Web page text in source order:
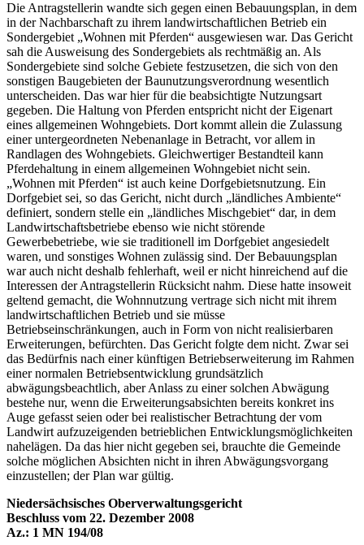
Die Antragstellerin wandte sich gegen einen Bebauungsplan, in dem
in der Nachbarschaft zu ihrem landwirtschaftlichen Betrieb ein
Sondergebiet „Wohnen mit Pferden“ ausgewiesen war. Das Gericht
sah die Ausweisung des Sondergebiets als rechtmäßig an. Als
Sondergebiete sind solche Gebiete festzusetzen, die sich von den
sonstigen Baugebieten der Baunutzungsverordnung wesentlich
unterscheiden. Das war hier für die beabsichtigte Nutzungsart
gegeben. Die Haltung von Pferden entspricht nicht der Eigenart
eines allgemeinen Wohngebiets. Dort kommt allein die Zulassung
einer untergeordneten Nebenanlage in Betracht, vor allem in
Randlagen des Wohngebiets. Gleichwertiger Bestandteil kann
Pferdehaltung in einem allgemeinen Wohngebiet nicht sein.
„Wohnen mit Pferden“ ist auch keine Dorfgebietsnutzung. Ein
Dorfgebiet sei, so das Gericht, nicht durch „ländliches Ambiente“
definiert, sondern stelle ein „ländliches Mischgebiet“ dar, in dem
Landwirtschaftsbetriebe ebenso wie nicht störende
Gewerbebetriebe, wie sie traditionell im Dorfgebiet angesiedelt
waren, und sonstiges Wohnen zulässig sind. Der Bebauungsplan
war auch nicht deshalb fehlerhaft, weil er nicht hinreichend auf die
Interessen der Antragstellerin Rücksicht nahm. Diese hatte insoweit
geltend gemacht, die Wohnnutzung vertrage sich nicht mit ihrem
landwirtschaftlichen Betrieb und sie müsse
Betriebseinschränkungen, auch in Form von nicht realisierbaren
Erweiterungen, befürchten. Das Gericht folgte dem nicht. Zwar sei
das Bedürfnis nach einer künftigen Betriebserweiterung im Rahmen
einer normalen Betriebsentwicklung grundsätzlich
abwägungsbeachtlich, aber Anlass zu einer solchen Abwägung
bestehe nur, wenn die Erweiterungsabsichten bereits konkret ins
Auge gefasst seien oder bei realistischer Betrachtung der vom
Landwirt aufzuzeigenden betrieblichen Entwicklungsmöglichkeiten
nahelägen. Da das hier nicht gegeben sei, brauchte die Gemeinde
solche möglichen Absichten nicht in ihren Abwägungsvorgang
einzustellen; der Plan war gültig.
Niedersächsisches Oberverwaltungsgericht
Beschluss vom 22. Dezember 2008
Az.: 1 MN 194/08